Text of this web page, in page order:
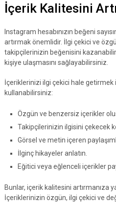
İçerik Kalitesini
Instagram hesabınızın beğeni
artırmak önemlidir. İlgi çekici ve
takipçilerinizin beğenisini kazanabilir
kişiye ulaşmasını sağlayabilirsiniz.
İçeriklerinizi ilgi çekici hale getirmek
kullanabilirsiniz:
Özgün ve benzersiz içerikler
Takipçilerinizin ilgisini çekecek
Görsel ve metin içeren
İlginç hikayeler anlatın.
Eğitici veya eğlenceli içerikler
Bunlar, içerik kalitesini artırmanıza
İçeriklerinizin özgün, ilgi çekici ve